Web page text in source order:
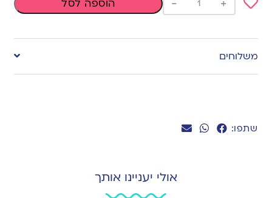
שתפו:
to
wishlist
+
- הוספה לסל
משלוחים
אולי יעניינו אותך